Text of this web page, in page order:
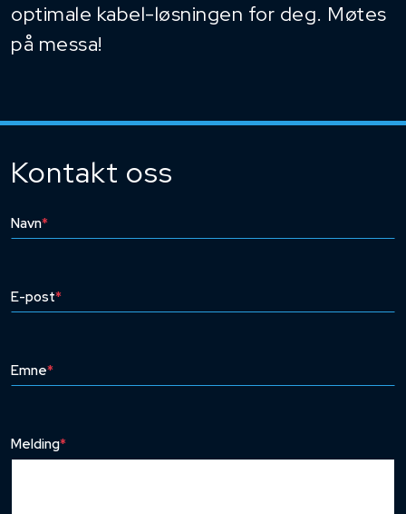
optimale kabel-løsningen for deg. Møtes
på messa!
Kontakt oss
Navn*
E-post*
Emne*
Melding*